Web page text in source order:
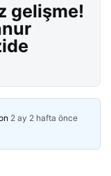
gelişme!
2 ay 2 hafta önce